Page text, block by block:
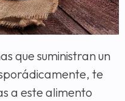
que suministran un
te
a este alimento